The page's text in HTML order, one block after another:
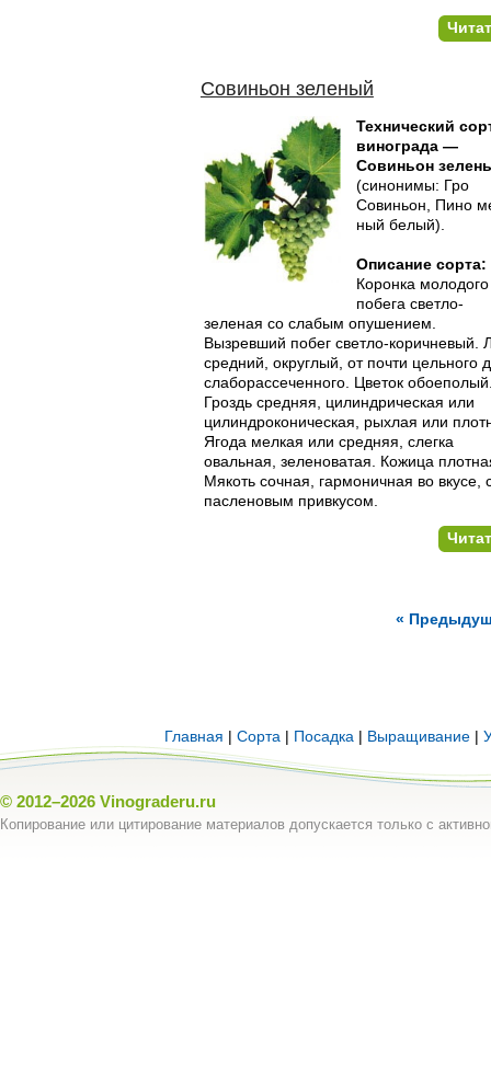
Совиньон зеленый
Технический
винограда —
Совиньон
(синонимы: Гро
Совиньон, Пино
ный белый).
Описание сорта:
Коронка молодого
побега светло-
зеленая со слабым опушени­ем.
Вызревший побег светло-коричневый.
средний, округ­лый, от почти цельного
слаборассеченного. Цветок
Гроздь средняя, цилиндрическая или
цилиндроконическая, рыхлая или
Ягода мелкая или средняя, слегка
овальная, зелено­ватая. Кожица
Мякоть сочная, гармоничная во вкусе,
пасленовым привкусом.
«
Главная | Сорта | Посадка | Выращивание |
© 2012–2026 Vinograderu.ru
Копирование или цитирование материалов допускается только с